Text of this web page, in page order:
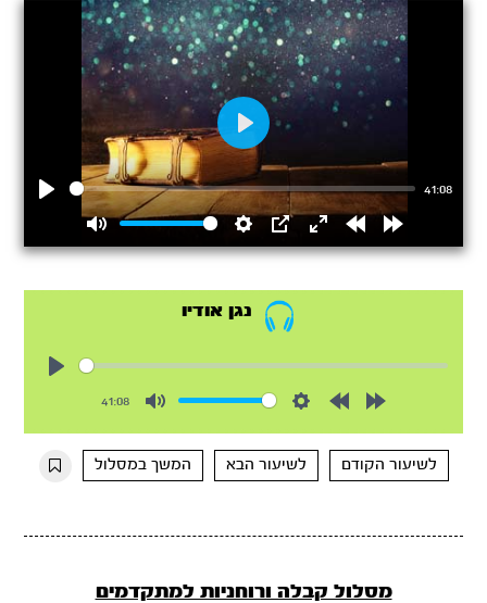
41:08
Mute Settings
PIP
EnterRewindForward
Play
נגן אודיו
41:08
10s
10s
לשיעור הקודם
לשיעור הבא המשך במסלול
מסלול קבלה ורוחניות למתקדמים